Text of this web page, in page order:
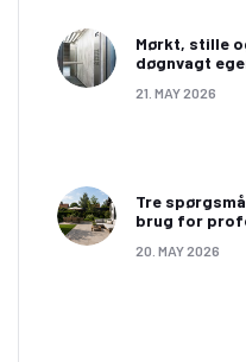
Mørkt, stille
døgnvagt
21. MAY 2026
Tre
brug for
20. MAY 2026